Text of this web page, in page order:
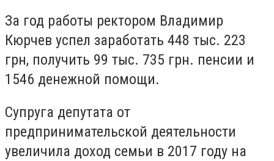
За год работы ректором Владимир
Кюрчев успел заработать 448 тыс. 223
грн, получить 99 тыс. 735 грн. пенсии и
1546 денежной помощи.
Супруга депутата от
предпринимательской деятельности
увеличила доход семьи в 2017 году на